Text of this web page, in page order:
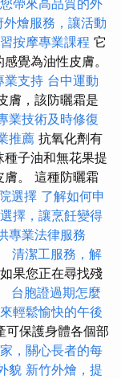
外燴服務，讓活動
按摩專業課程 它
覺為油性皮膚。
業支持 台中運動
膚，該防曬霜是
業技術及時修復
推薦 抗氧化劑有
子油和無花果提
。 這種防曬霜
選擇 了解如何申
擇，讓烹飪變得
專業法律服務
清潔工服務，解
如果您正在尋找殘
台胞證過期怎麼
輕鬆愉快的午後
可保護身體各個部
，關心長者的每
貌 新竹外燴，提